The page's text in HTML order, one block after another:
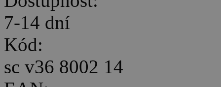
7-14 dní
Kód:
sc v36 8002 14